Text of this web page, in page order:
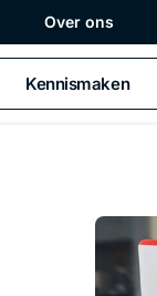
Over ons
Kennismaken